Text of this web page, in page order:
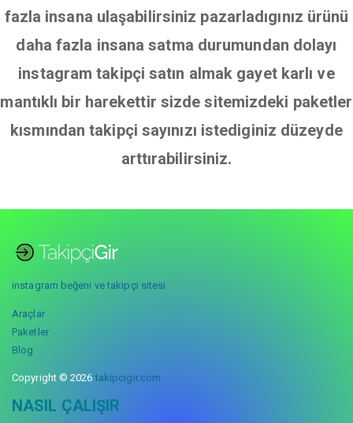
fazla insana ulaşabilirsiniz pazarladıgınız ürünü
daha fazla insana satma durumundan dolayı
instagram takipçi satın almak gayet karlı ve
mantıklı bir harekettir sizde sitemizdeki paketler
kısmından takipçi sayınızı istediginiz düzeyde
arttırabilirsiniz.
instagram beğeni ve takipçi sitesi
Araçlar
Paketler
Blog
Copyright © 2026 takipcigir.com
NASIL ÇALIŞIR